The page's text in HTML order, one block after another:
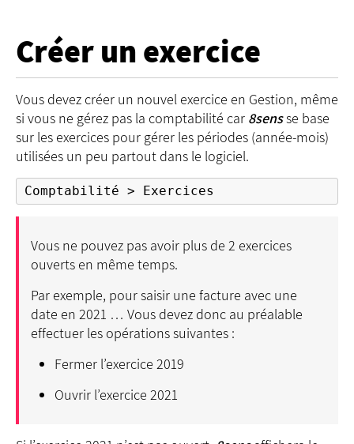
Créer un exercice
Vous devez créer un nouvel exercice en Gestion, même
si vous ne gérez pas la comptabilité car 8sensse base
sur les exercices pour gérer les périodes (année-mois)
utilisées un peu partout dans le logiciel.
Comptabilité > Exercices
Vous ne pouvez pas avoir plus de 2 exercices
ouverts en même temps.
Par exemple, pour saisir une facture avec une
date en 2021 … Vous devez donc au préalable
effectuer les opérations suivantes :
Fermer l’exercice 2019
Ouvrir l’exercice 2021